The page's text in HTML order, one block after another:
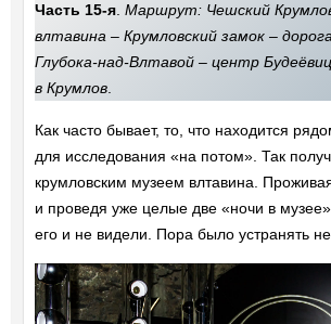
Часть 15-я. Маршрут: Чешский
влтавина – Крумловский замок –
Глубока-над-Влтавой – центр
в Крумлов.
Как часто бывает, то, что находится
для исследования «на потом». Так
крумловским музеем влтавина.
и проведя уже целые две «ночи в
его и не видели. Пора было устранять